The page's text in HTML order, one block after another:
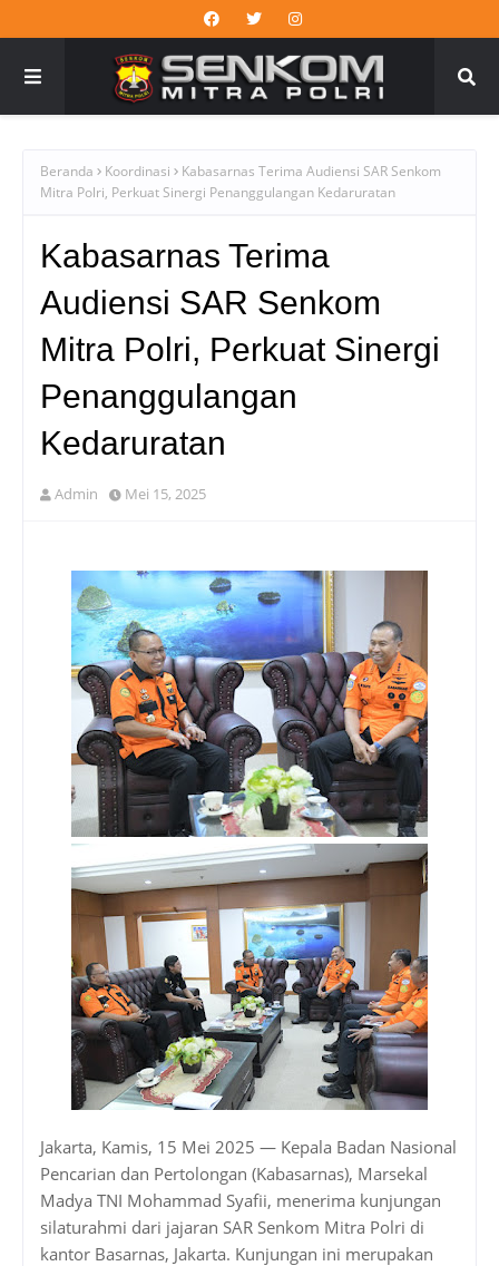
Beranda Koordinasi
Kabasarnas Terima Audiensi SAR Senkom
Mitra Polri, Perkuat Sinergi Penanggulangan Kedaruratan
Kabasarnas Terima
Audiensi SAR Senkom
Mitra Polri, Perkuat Sinergi
Penanggulangan
Kedaruratan
Admin Mei 15, 2025
Jakarta, Kamis, 15 Mei 2025 — Kepala Badan Nasional
Pencarian dan Pertolongan (Kabasarnas), Marsekal
Madya TNI Mohammad Syafii, menerima kunjungan
silaturahmi dari jajaran SAR Senkom Mitra Polri di
kantor Basarnas, Jakarta. Kunjungan ini merupakan